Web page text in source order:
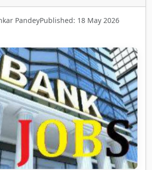
PandeyPublished: 18 May 2026